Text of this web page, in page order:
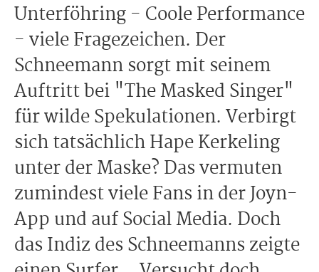
Unterföhring - Coole Performance
- viele Fragezeichen. Der
Schneemann sorgt mit seinem
Auftritt bei "The Masked Singer"
für wilde Spekulationen. Verbirgt
sich tatsächlich Hape Kerkeling
unter der Maske? Das vermuten
zumindest viele Fans in der Joyn-
App und auf Social Media. Doch
das Indiz des Schneemanns zeigte